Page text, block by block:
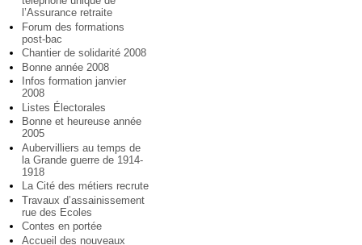
l’Assurance retraite
Forum des formations
post-bac
Chantier de solidarité 2008
Bonne année 2008
Infos formation janvier
2008
Listes Électorales
Bonne et heureuse année
2005
Aubervilliers au temps de
la Grande guerre de 1914-
1918
La Cité des métiers recrute
Travaux d’assainissement
rue des Ecoles
Contes en portée
Accueil des nouveaux